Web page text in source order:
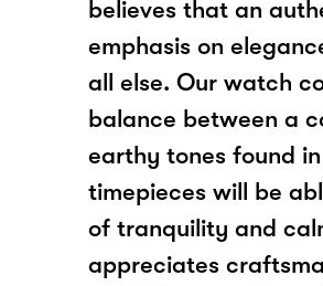
believes that an
emphasis on
all else. Our watch
balance between a
earthy tones found
timepieces will be
of tranquility and
appreciates